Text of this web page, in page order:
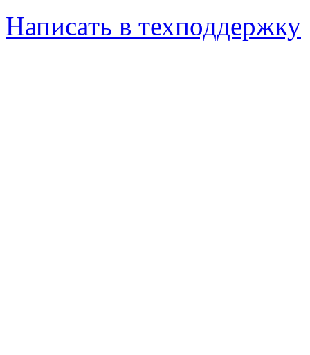
Написать в техподдержку